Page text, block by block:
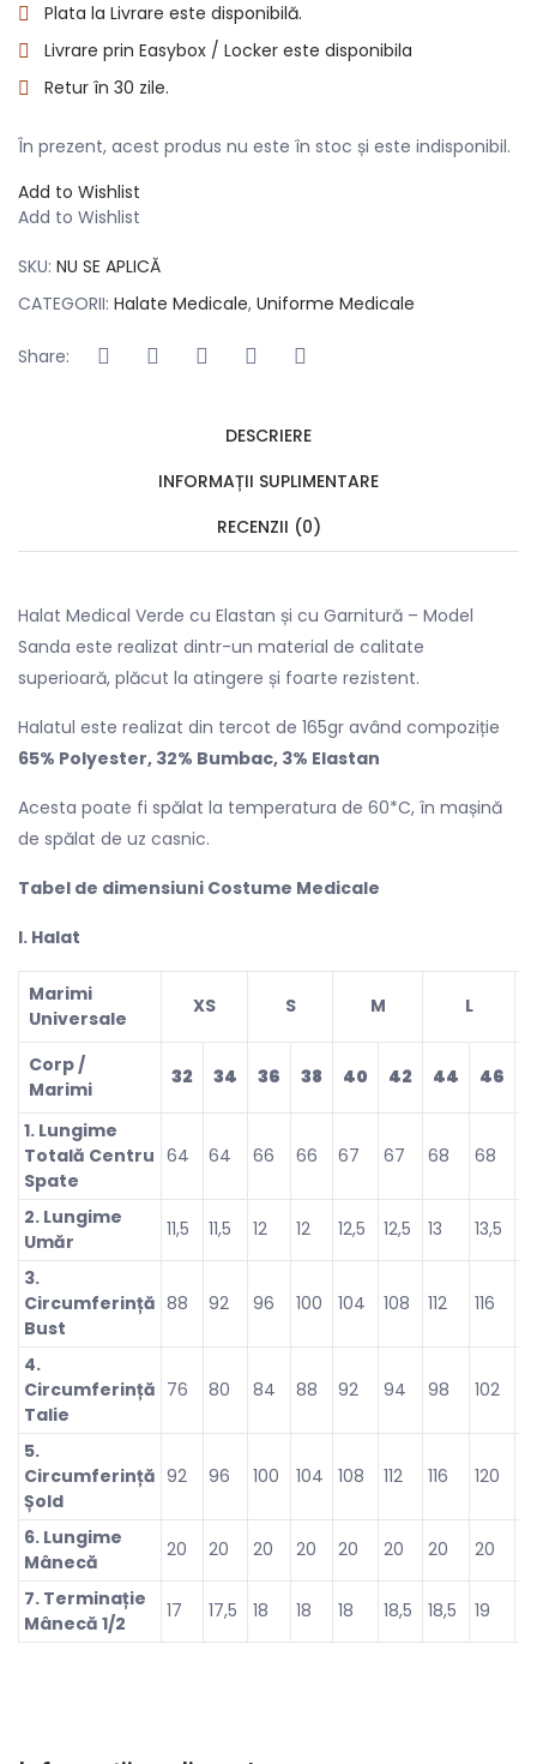
Plata la Livrare este disponibilă.
Livrare prin Easybox / Locker este disponibila
Retur în 30 zile.
În prezent, acest produs nu este în stoc și este indisponibil.
Add to Wishlist
Add to Wishlist
SKU: NU SE APLICĂ
CATEGORII: Halate Medicale, Uniforme Medicale
Share:
DESCRIERE
INFORMAȚII SUPLIMENTARE
RECENZII (0)
Halat Medical Verde cu Elastan și cu Garnitură – Model
Sanda este realizat dintr-un material de calitate
superioară, plăcut la atingere și foarte rezistent.
Halatul este realizat din tercot de 165gr având compoziție
65% Polyester, 32% Bumbac, 3% Elastan
Acesta poate fi spălat la temperatura de 60*C, în mașină
de spălat de uz casnic.
Tabel de dimensiuni Costume Medicale
l. Halat
Marimi
Universale
XS S M L
Corp /
Marimi
32 34 36 38 40 42 44 46
1. Lungime
Totală Centru
Spate
64 64 66 66 67 67 68 68
2. Lungime
Umăr
11,5 11,5 12 12 12,5 12,5 13 13,5
3.
Circumferință
Bust
88 92 96 100 104 108 112 116
4.
Circumferință
Talie
76 80 84 88 92 94 98 102
5.
Circumferință
Șold
92 96 100 104 108 112 116 120
6. Lungime
Mânecă
20 20 20 20 20 20 20 20
7. Terminație
Mânecă 1/2
17 17,5 18 18 18 18,5 18,5 19